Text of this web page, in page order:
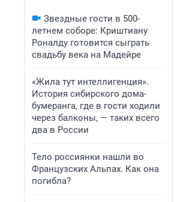
Звездные гости в 500-
летнем соборе: Криштиану
Роналду готовится сыграть
свадьбу века на Мадейре
«Жила тут интеллигенция».
История сибирского дома-
бумеранга, где в гости ходили
через балконы, — таких всего
два в России
Тело россиянки нашли во
Французских Альпах. Как она
погибла?